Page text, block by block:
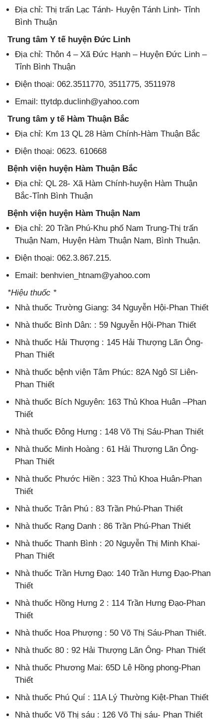
Địa chỉ: Thị trấn Lạc Tánh- Huyện Tánh Linh- Tỉnh
Bình Thuận
Trung tâm Y tế huyện Đức Linh
Địa chỉ: Thôn 4 – Xã Đức Hạnh – Huyện Đức Linh –
Tỉnh Bình Thuận
Điện thoại: 062.3511770, 3511775, 3511978
Email: ttytdp.duclinh@yahoo.com
Trung tâm y tế Hàm Thuận Bắc
Địa chỉ: Km 13 QL 28 Hàm Chính-Hàm Thuận Bắc
Điện thoại: 0623. 610668
Bệnh viện huyện Hàm Thuận Bắc
Địa chỉ: QL 28- Xã Hàm Chính-huyện Hàm Thuận
Bắc-Tỉnh Bình Thuận
Bệnh viện huyện Hàm Thuận Nam
Địa chỉ: 20 Trần Phú-Khu phố Nam Trung-Thị trấn
Thuận Nam, Huyện Hàm Thuận Nam, Bình Thuận.
Điện thoại: 062.3.867.215.
Email: benhvien_htnam@yahoo.com
*Hiệu thuốc *
Nhà thuốc Trường Giang: 34 Nguyễn Hội-Phan Thiết
Nhà thuốc Bình Dân: : 59 Nguyễn Hội-Phan Thiết
Nhà thuốc Hải Thượng : 145 Hải Thượng Lãn Ông-
Phan Thiết
Nhà thuốc bệnh viện Tâm Phúc: 82A Ngô Sĩ Liên-
Phan Thiết
Nhà thuốc Bích Nguyên: 163 Thủ Khoa Huân –Phan
Thiết
Nhà thuốc Đông Hưng : 148 Võ Thị Sáu-Phan Thiết
Nhà thuốc Minh Hoàng : 61 Hải Thượng Lãn Ông-
Phan Thiết
Nhà thuốc Phước Hiền : 323 Thủ Khoa Huân-Phan
Thiết
Nhà thuốc Trân Phú : 83 Trần Phú-Phan Thiết
Nhà thuốc Rạng Danh : 86 Trần Phú-Phan Thiết
Nhà thuốc Thanh Bình : 20 Nguyễn Thị Minh Khai-
Phan Thiết
Nhà thuốc Trần Hưng Đạo: 140 Trần Hưng Đạo-Phan
Thiết
Nhà thuốc Hồng Hưng 2 : 114 Trần Hưng Đạo-Phan
Thiết
Nhà thuốc Hoa Phượng : 50 Võ Thị Sáu-Phan Thiết.
Nhà thuốc 80 : 92 Hải Thượng Lãn Ông- Phan Thiết
Nhà thuốc Phương Mai: 65D Lê Hồng phong-Phan
Thiết
Nhà thuốc Phú Quí : 11A Lý Thường Kiệt-Phan Thiết
Nhà thuốc Võ Thị sáu : 126 Võ Thị sáu- Phan Thiết